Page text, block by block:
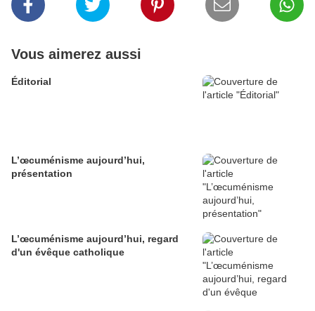
Vous aimerez aussi
Éditorial
L’œcuménisme aujourd’hui,
présentation
L’œcuménisme aujourd’hui, regard
d'un évêque catholique